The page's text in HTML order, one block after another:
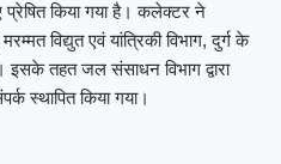
किया गया है। कलेक्टर ने
विद्युत एवं यांत्रिकी विभाग, दुर्ग के
तहत जल संसाधन विभाग द्वारा
स्थापित किया गया।